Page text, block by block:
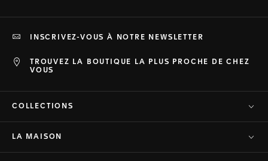
TROUVEZ LA BOUTIQUE LA PLUS PROCHE DE CHEZ
VOUS
INSCRIVEZ-VOUS À NOTRE NEWSLETTER
COLLECTIONS
LA MAISON